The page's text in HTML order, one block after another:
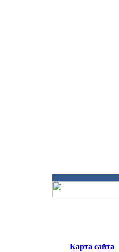
Карта сайта